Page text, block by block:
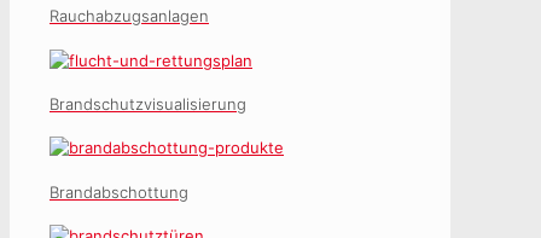
Rauchabzugsanlagen
Brandschutzvisualisierung
Brandabschottung